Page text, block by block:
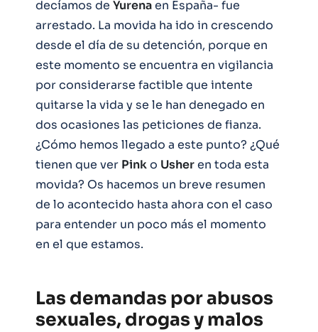
decíamos de Yurenaen España- fue
arrestado. La movida ha ido in crescendo
desde el día de su detención, porque en
este momento se encuentra en vigilancia
por considerarse factible que intente
quitarse la vida y se le han denegado en
dos ocasiones las peticiones de fianza.
¿Cómo hemos llegado a este punto? ¿Qué
tienen que ver Pinko Usheren toda esta
movida? Os hacemos un breve resumen
de lo acontecido hasta ahora con el caso
para entender un poco más el momento
en el que estamos.
Las demandas por abusos
sexuales, drogas y malos